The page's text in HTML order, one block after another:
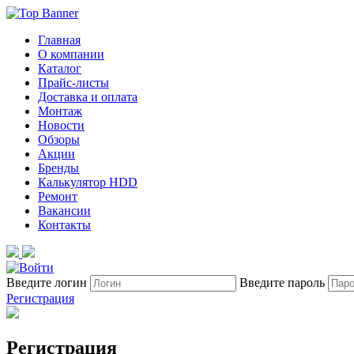
Главная
О компании
Каталог
Прайс-листы
Доставка и оплата
Монтаж
Новости
Обзоры
Акции
Бренды
Калькулятор HDD
Ремонт
Вакансии
Контакты
Введите логин
Введите пароль
Регистрация
Регистрация